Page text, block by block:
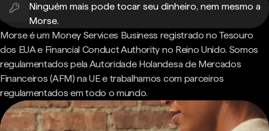
Ninguém mais pode tocar seu dinheiro, nem mesmo a
Morse.
Morse é um Money Services Business registrado no Tesouro
dos EUA e Financial Conduct Authority no Reino Unido. Somos
regulamentados pela Autoridade Holandesa de Mercados
Financeiros (AFM) na UE e trabalhamos com parceiros
regulamentados em todo o mundo.